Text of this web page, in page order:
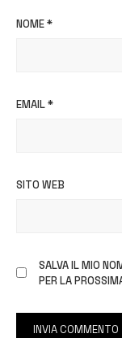
NOME*
EMAIL*
SITO WEB
SALVA IL MIO
PER LA